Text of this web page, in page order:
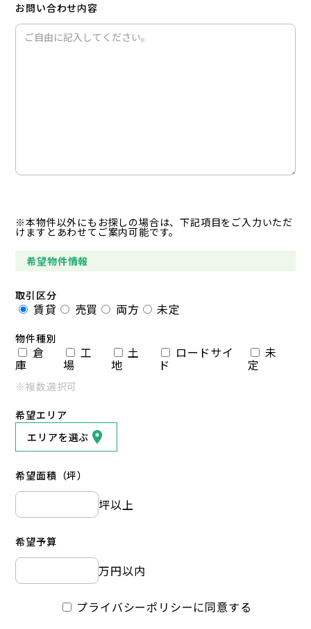
お問い合わせ内容
※本物件以外にもお探しの場合は、下記項目をご入力いただ
けますとあわせてご案内可能です。
希望物件情報
取引区分
賃貸 売買 両方 未定
物件種別
倉
庫
工
場
土
地
ロードサイ
ド
未
定
※複数選択可
希望エリア
エリアを選ぶ
希望面積（坪）
坪以上
希望予算
万円以内
プライバシーポリシーに同意する